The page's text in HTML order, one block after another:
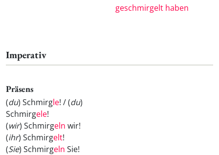
geschmirgelt haben
Imperativ
Präsens
(du) Schmirgle! / (du)
Schmirgele!
(wir) Schmirgeln wir!
(ihr) Schmirgelt!
(Sie) Schmirgeln Sie!